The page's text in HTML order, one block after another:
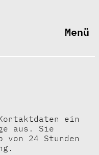
Menü
ein
aus. Sie
24 Stunden